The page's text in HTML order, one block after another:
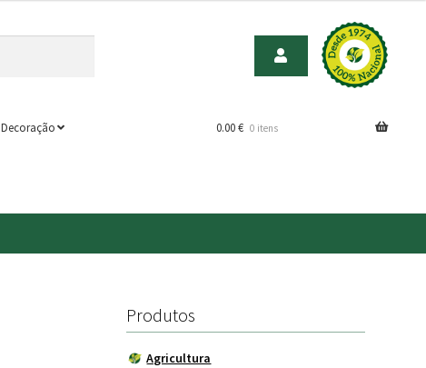
Decoração 0.00€ 0 itens
Produtos
Agricultura